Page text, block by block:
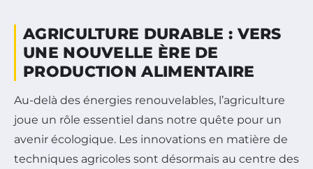
AGRICULTURE DURABLE : VERS
UNE NOUVELLE ÈRE DE
PRODUCTION ALIMENTAIRE
Au-delà des énergies renouvelables, l’agriculture
joue un rôle essentiel dans notre quête pour un
avenir écologique. Les innovations en matière de
techniques agricoles sont désormais au centre des